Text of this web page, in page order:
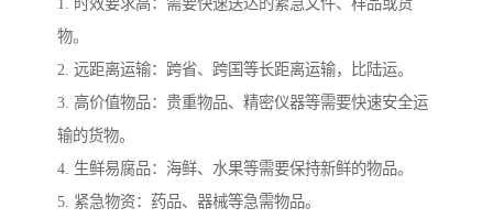
物。
2. 远距离运输：跨省、跨国等长距离运输，比陆运。
3. 高价值物品：贵重物品、精密仪器等需要快速安全运
输的货物。
4. 生鲜易腐品：海鲜、水果等需要保持新鲜的物品。
5. 紧急物资：药品、器械等急需物品。